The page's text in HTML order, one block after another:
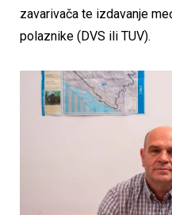
zavarivača te izdavanje
polaznike (DVS ili TUV).